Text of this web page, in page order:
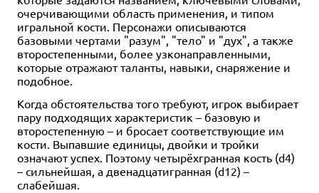
очерчивающими область применения, и типом
игральной кости. Персонажи описываются
базовыми чертами "разум", "тело" и "дух", а также
второстепенными, более узконаправленными,
которые отражают таланты, навыки, снаряжение и
подобное.
Когда обстоятельства того требуют, игрок выбирает
пару подходящих характеристик – базовую и
второстепенную – и бросает соответствующие им
кости. Выпавшие единицы, двойки и тройки
означают успех. Поэтому четырёхгранная кость (d4)
– сильнейшая, а двенадцатигранная (d12) –
слабейшая.